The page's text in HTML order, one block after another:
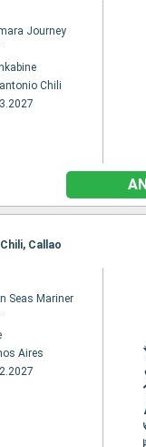
Journey
Chili
Callao
Seas Mariner
Aires